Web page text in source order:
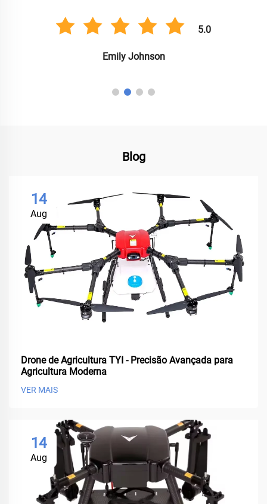
5.0
Emily Johnson
Blog
14
Aug
Drone de Agricultura TYI - Precisão Avançada para
Agricultura Moderna
VER MAIS
14
Aug